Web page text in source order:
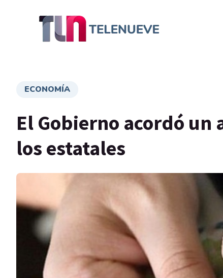
ECONOMÍA
El Gobierno acordó
los estatales